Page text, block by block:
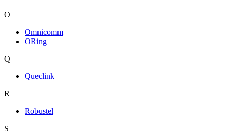
O
Omnicomm
ORing
Q
Queclink
R
Robustel
S